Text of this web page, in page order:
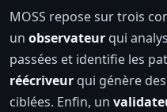
MOSS repose sur trois
un observateur qui
passées et identifie les
réécriveur qui génère
ciblées. Enfin, un